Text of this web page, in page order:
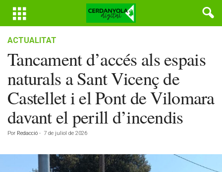
ACTUALITAT
Tancament d’accés als espais
naturals a Sant Vicenç de
Castellet i el Pont de Vilomara
davant el perill d’incendis
Por Redacció - 7 de juliol de 2026